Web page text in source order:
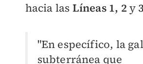
hacia las Líneas 1, 2 y 3
"En específico, la
subterránea que